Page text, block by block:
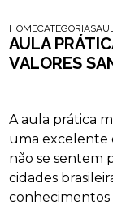
HOMECATEGORIAS
AULA
VALORES
A aula prática
uma excelente
não se sentem
cidades
conhecimentos